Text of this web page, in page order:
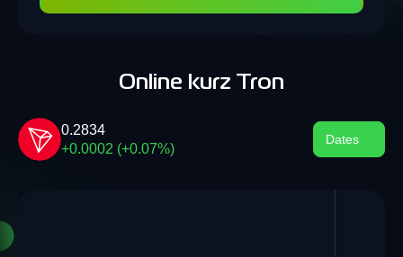
Online kurz Tron
0.2834
+0.0002 (+0.07%)
Dates